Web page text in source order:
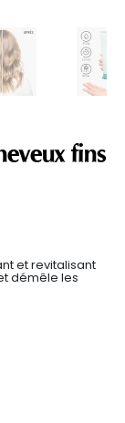
fins
et revitalisant
démêle les